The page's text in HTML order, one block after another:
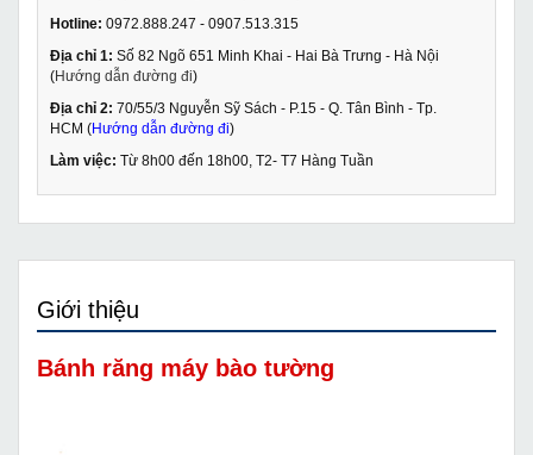
Hotline: 0972.888.247 - 0907.513.315
Địa chỉ 1: Số 82 Ngõ 651 Minh Khai - Hai Bà Trưng - Hà Nội
(Hướng dẫn đường đi)
Địa chỉ 2: 70/55/3 Nguyễn Sỹ Sách - P.15 - Q. Tân Bình - Tp.
HCM (Hướng dẫn đường đi)
Làm việc: Từ 8h00 đến 18h00, T2- T7 Hàng Tuần
Giới thiệu
Bánh răng máy bào tường